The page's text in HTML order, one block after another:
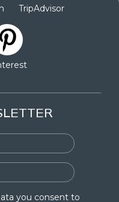
TripAdvisor
you consent to